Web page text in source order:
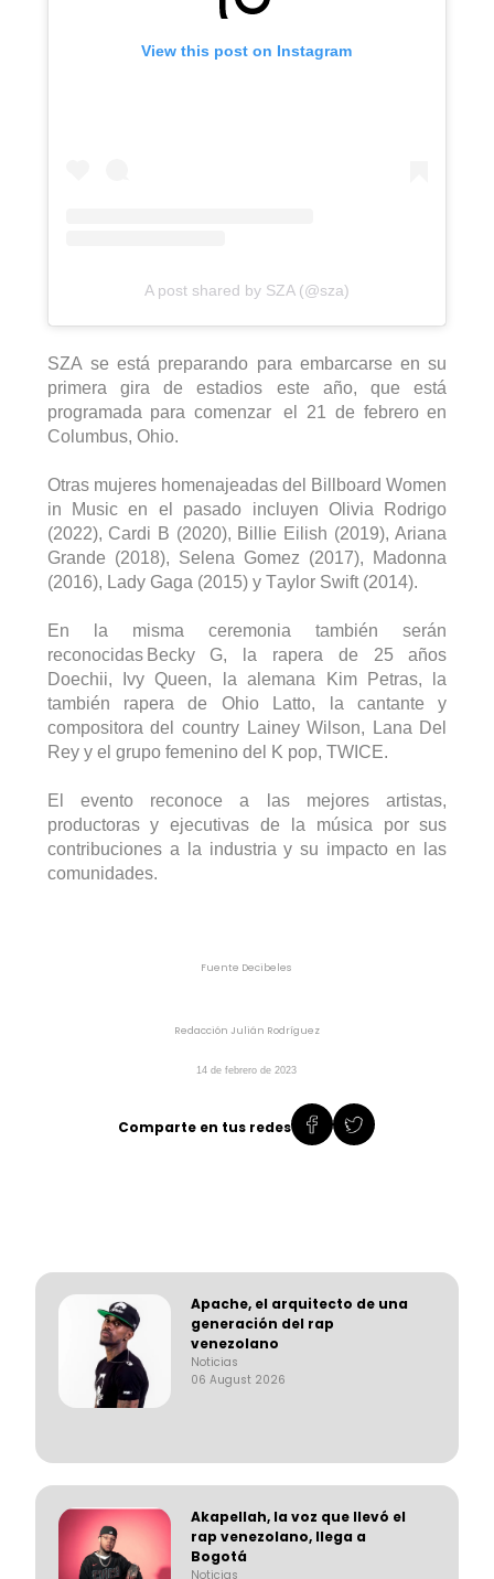
Apache, el arquitecto de una
generación del rap
venezolano
Noticias
06 August 2026
Akapellah, la voz que llevó el
rap venezolano, llega a
Bogotá
Noticias
View this post on Instagram
A post shared by SZA (@sza)
SZA se está preparando para embarcarse en su
primera gira de estadios este año, que está
programada para comenzar  el 21 de febrero en
Columbus, Ohio.
Otras mujeres homenajeadas del Billboard Women
in
Music en el pasado incluyen Olivia Rodrigo
(2022), Cardi B (2020), Billie Eilish (2019), Ariana
Grande (2018), Selena Gomez (2017), Madonna
(2016), Lady Gaga (2015) y Taylor Swift (2014).
En la misma ceremonia también
serán
reconocidas Becky
Doechii, Ivy
también rapera de Ohio Latto, la cantante y
compositora del country Lainey Wilson, Lana Del
Rey y el grupo femenino del K pop, TWICE.
El evento reconoce a las mejores artistas,
productoras y ejecutivas de la música por sus
contribuciones a la industria y su impacto en las
comunidades.
Fuente Decibeles
Redacción Julián Rodríguez
14 de febrero de 2023
Comparte en tus redes